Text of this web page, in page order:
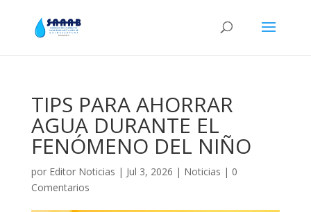
TIPS PARA AHORRAR
AGUA DURANTE EL
FENÓMENO DEL NIÑO
por Editor Noticias | Jul 3, 2026 | Noticias | 0
Comentarios